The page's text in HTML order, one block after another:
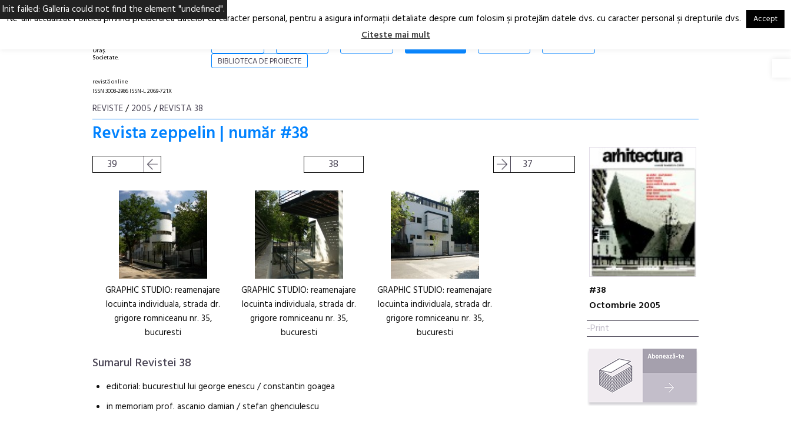
Oraș.
Societate.
RO
EN
REVISTA PRINT
BIBLIOTECA DE PROIECTE
revistă online
ISSN 3008-2986 ISSN-L 2069-721X
REVISTE/2005 /REVISTA 38
Revista zeppelin | număr #38
39 38 37
GRAPHIC STUDIO: reamenajare
locuinta individuala, strada dr.
grigore romniceanu nr. 35,
bucuresti
GRAPHIC STUDIO: reamenajare
locuinta individuala, strada dr.
grigore romniceanu nr. 35,
bucuresti
GRAPHIC STUDIO: reamenajare
locuinta individuala, strada dr.
grigore romniceanu nr. 35,
bucuresti
Sumarul Revistei 38
editorial: bucurestiul lui george enescu / constantin goagea
in memoriam prof. ascanio damian / stefan ghenciulescu
#38
Octombrie 2005
-Print
Ne-am actualizat Politica privind prelucrarea datelor cu caracter personal, pentru a asigura informaţii detaliate despre cum folosim şi protejăm datele dvs. cu caracter personal şi drepturile dvs. Accept
Citeste mai mult
Init failed: Galleria could not find the element "undefined".